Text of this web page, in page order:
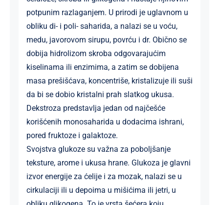
potpunim razlaganjem. U prirodi je uglavnom u
obliku di- i poli- saharida, a nalazi se u voću,
medu, javorovom sirupu, povrću i dr. Obično se
dobija hidrolizom skroba odgovarajućim
kiselinama ili enzimima, a zatim se dobijena
masa prešišćava, koncentriše, kristalizuje ili suši
da bi se dobio kristalni prah slatkog ukusa.
Dekstroza predstavlja jedan od najčešće
korišćenih monosaharida u dodacima ishrani,
pored fruktoze i galaktoze.
Svojstva glukoze su važna za poboljšanje
teksture, arome i ukusa hrane. Glukoza je glavni
izvor energije za ćelije i za mozak, nalazi se u
cirkulaciji ili u depoima u mišićima ili jetri, u